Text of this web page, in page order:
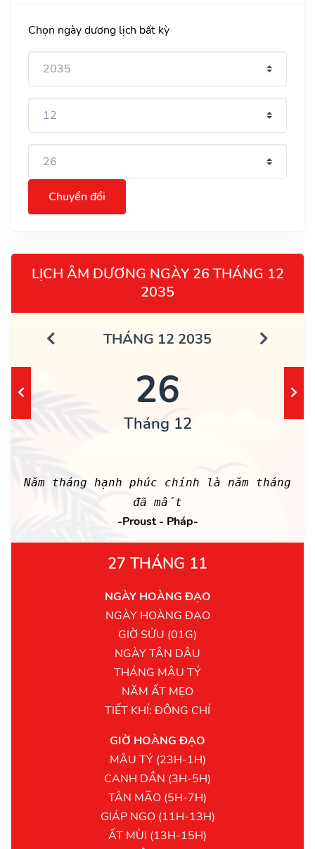
Chọn ngày dương lịch bất kỳ
Chuyển đổi
LỊCH ÂM DƯƠNG NGÀY 26 THÁNG 12
2035
THÁNG 12 2035
26
Tháng 12
Năm tháng hạnh phúc chính là năm tháng
đã mất
-Proust - Pháp-
27 THÁNG 11
NGÀY HOÀNG ĐẠO
NGÀY HOÀNG ĐẠO
GIỜ SỬU (01G)
NGÀY TÂN DẬU
THÁNG MẬU TÝ
NĂM ẤT MẸO
TIẾT KHÍ: ĐÔNG CHÍ
GIỜ HOÀNG ĐẠO
MẬU TÝ (23H-1H)
CANH DẦN (3H-5H)
TÂN MÃO (5H-7H)
GIÁP NGỌ (11H-13H)
ẤT MÙI (13H-15H)